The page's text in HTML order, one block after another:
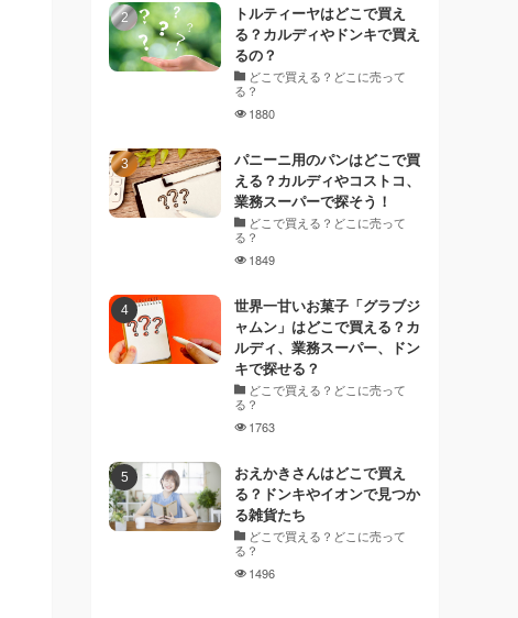
トルティーヤはどこで買え
る？カルディやドンキで買え
るの？
どこで買える？どこに売って
る？
1880
パニーニ用のパンはどこで買
える？カルディやコストコ、
業務スーパーで探そう！
どこで買える？どこに売って
る？
1849
世界一甘いお菓子「グラブジ
ャムン」はどこで買える？カ
ルディ、業務スーパー、ドン
キで探せる？
どこで買える？どこに売って
る？
1763
おえかきさんはどこで買え
る？ドンキやイオンで見つか
る雑貨たち
どこで買える？どこに売って
る？
1496